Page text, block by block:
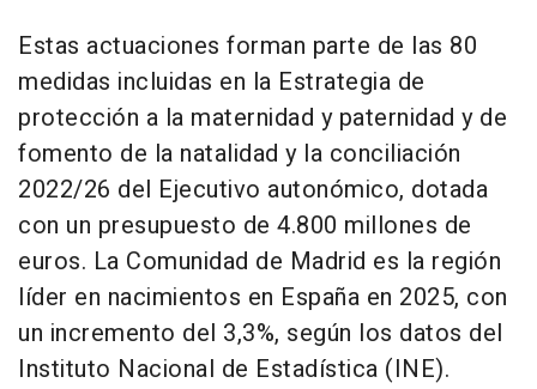
Estas actuaciones forman parte de las 80
medidas incluidas en la Estrategia de
protección a la maternidad y paternidad y de
fomento de la natalidad y la conciliación
2022/26 del Ejecutivo autonómico, dotada
con un presupuesto de 4.800 millones de
euros. La Comunidad de Madrid es la región
líder en nacimientos en España en 2025, con
un incremento del 3,3%, según los datos del
Instituto Nacional de Estadística (INE).